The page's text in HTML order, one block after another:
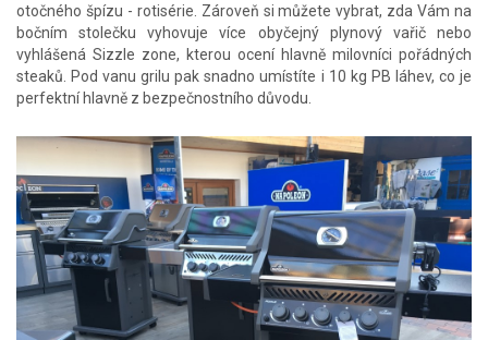
otočného špízu - rotisérie. Zároveň si můžete vybrat, zda Vám na
bočním stolečku vyhovuje více obyčejný plynový vařič nebo
vyhlášená Sizzle zone, kterou ocení hlavně milovníci pořádných
steaků. Pod vanu grilu pak snadno umístíte i 10 kg PB láhev, co je
perfektní hlavně z bezpečnostního důvodu.